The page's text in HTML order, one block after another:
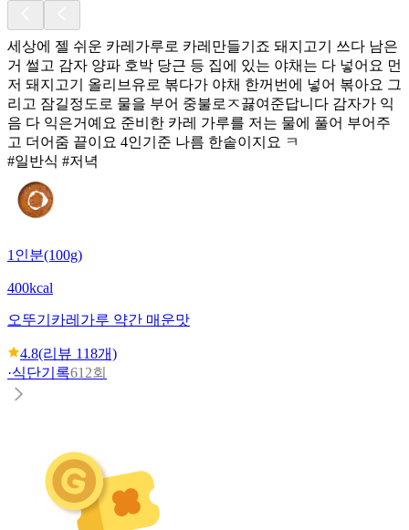
세상에 젤 쉬운 카레가루로 카레만들기죠 돼지고기 쓰다 남은
거 썰고 감자 양파 호박 당근 등 집에 있는 야채는 다 넣어요 먼
저 돼지고기 올리브유로 볶다가 야채 한꺼번에 넣어 볶아요 그
리고 잠길정도로 물을 부어 중불로ㅈ끓여준답니다 감자가 익
음 다 익은거예요 준비한 카레 가루를 저는 물에 풀어 부어주
고 더어줌 끝이요 4인기준 나름 한솥이지요 ㅋ
#일반식 #저녁
1인분(100g)
400kcal
오뚜기 카레가루 약간 매운맛
4.8(리뷰 118개)
·식단기록612회